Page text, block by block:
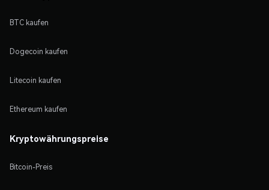
BTC kaufen
Dogecoin kaufen
Litecoin kaufen
Ethereum kaufen
Kryptowährungspreise
Bitcoin-Preis